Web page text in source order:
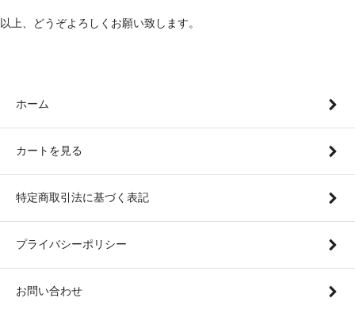
以上、どうぞよろしくお願い致します。
ホーム
カートを見る
特定商取引法に基づく表記
プライバシーポリシー
お問い合わせ